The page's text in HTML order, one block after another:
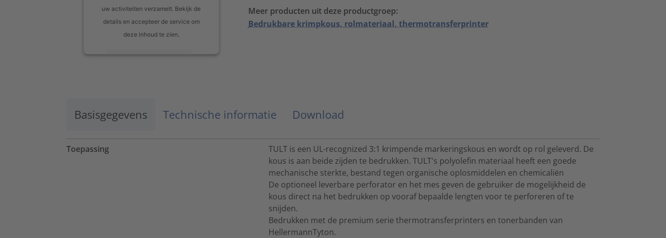
uw activiteiten verzamelt. Bekijk de
details en accepteer de service om
deze inhoud te zien.
Meer producten uit deze productgroep:
Bedrukbare krimpkous, rolmateriaal, thermotransferprinter
Basisgegevens Technische informatie Download
Toepassing
TULT is een UL-recognized 3:1 krimpende markeringskous en wordt op rol geleverd. De
kous is aan beide zijden te bedrukken. TULT's polyolefin materiaal heeft een goede
mechanische sterkte, bestand tegen organische oplosmiddelen en chemicaliën
De optioneel leverbare perforator en het mes geven de gebruiker de mogelijkheid de
kous direct na het bedrukken op vooraf bepaalde lengten voor te perforeren of te
snijden.
Bedrukken met de premium serie thermotransferprinters en tonerbanden van
HellermannTyton.